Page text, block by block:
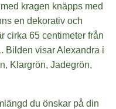
kragen knäpps med
en dekorativ och
cirka 65 centimeter från
Bilden visar Alexandra i
Klargrön, Jadegrön,
du önskar på din